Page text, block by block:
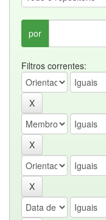
por
Filtros correntes: